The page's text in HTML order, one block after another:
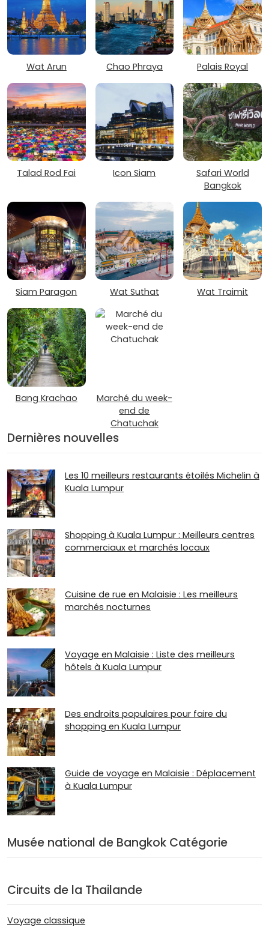
Wat Arun Chao Phraya Palais Royal
Talad Rod Fai Icon Siam
Safari World
Bangkok
Siam Paragon Wat Suthat Wat Traimit
Bang Krachao
Marché du week-
end de
Chatuchak
Dernières nouvelles
Les 10 meilleurs restaurants étoilés Michelin à
Kuala Lumpur
Shopping à Kuala Lumpur : Meilleurs centres
commerciaux et marchés locaux
Cuisine de rue en Malaisie : Les meilleurs
marchés nocturnes
Voyage en Malaisie : Liste des meilleurs
hôtels à Kuala Lumpur
Des endroits populaires pour faire du
shopping en Kuala Lumpur
Guide de voyage en Malaisie : Déplacement
à Kuala Lumpur
Musée national de Bangkok Catégorie
Circuits de la Thailande
Voyage classique